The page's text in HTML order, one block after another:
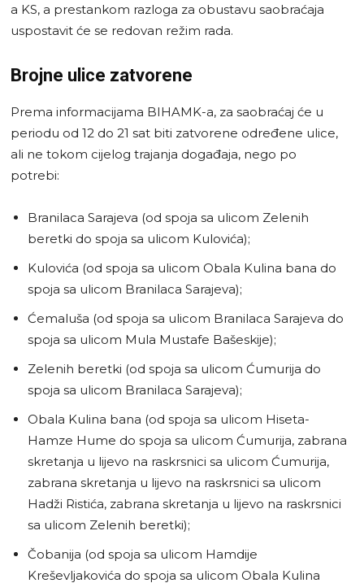
a KS, a prestankom razloga za obustavu saobraćaja
uspostavit će se redovan režim rada.
Brojne ulice zatvorene
Prema informacijama BIHAMK-a, za saobraćaj će u
periodu od 12 do 21 sat biti zatvorene određene ulice,
ali ne tokom cijelog trajanja događaja, nego po
potrebi:
Branilaca Sarajeva (od spoja sa ulicom Zelenih
beretki do spoja sa ulicom Kulovića);
Kulovića (od spoja sa ulicom Obala Kulina bana do
spoja sa ulicom Branilaca Sarajeva);
Ćemaluša (od spoja sa ulicom Branilaca Sarajeva do
spoja sa ulicom Mula Mustafe Bašeskije);
Zelenih beretki (od spoja sa ulicom Ćumurija do
spoja sa ulicom Branilaca Sarajeva);
Obala Kulina bana (od spoja sa ulicom Hiseta-
Hamze Hume do spoja sa ulicom Ćumurija, zabrana
skretanja u lijevo na raskrsnici sa ulicom Ćumurija,
zabrana skretanja u lijevo na raskrsnici sa ulicom
Hadži Ristića, zabrana skretanja u lijevo na raskrsnici
sa ulicom Zelenih beretki);
Čobanija (od spoja sa ulicom Hamdije
Kreševljakovića do spoja sa ulicom Obala Kulina